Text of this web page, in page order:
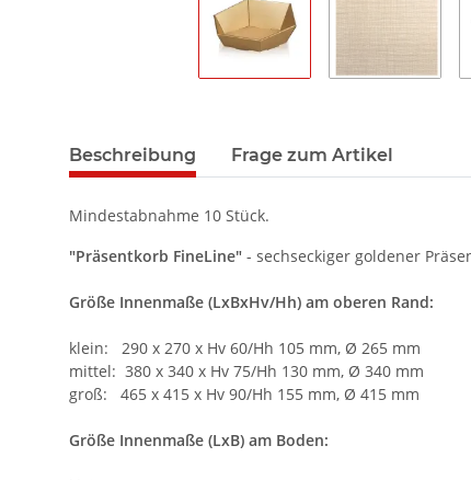
Beschreibung Frage zum Artikel
Mindestabnahme 10 Stück.
"Präsentkorb FineLine" - sechseckiger goldener
Größe Innenmaße (LxBxHv/Hh) am oberen Rand:
klein: 290 x 270 x Hv 60/Hh 105 mm, Ø 265 mm
mittel: 380 x 340 x Hv 75/Hh 130 mm, Ø 340 mm
groß: 465 x 415 x Hv 90/Hh 155 mm, Ø 415 mm
Größe Innenmaße (LxB) am Boden: